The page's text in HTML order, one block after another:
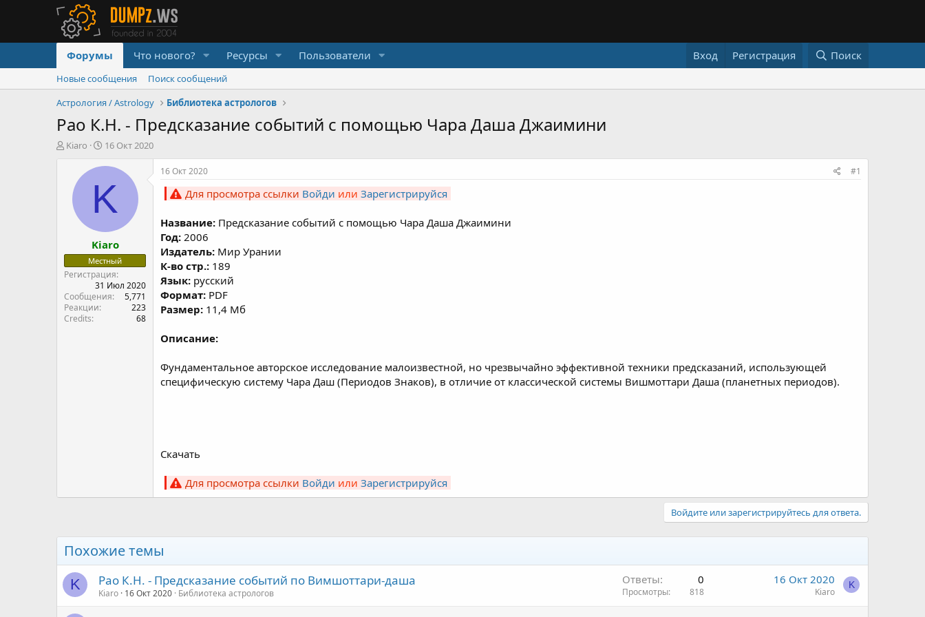
Форумы Что нового? Ресурсы Пользователи Вход Регистрация Поиск
Новые сообщения
Поиск сообщений
Астрология / Astrology
Библиотека астрологов
Рао К.Н. - Предсказание событий с помощью Чара Даша Джаимини
А
Kiaro
Д
т
н
а
а
л
а
16 Окт 2020
K
Kiaro
Местный
Регистрация
31 Июл 2020
Сообщения
5,771
Реакции
223
Credits
68
16 Окт 2020 #1
Для просмотра ссылки Войди или Зарегистрируйся
Название: Предсказание событий с помощью Чара Даша Джаимини
Год: 2006
Издатель: Мир Урании
К-во стр.: 189
Язык: русский
Формат: PDF
Размер: 11,4 Мб
Описание:
Фундаментальное авторское исследование малоизвестной, но чрезвычайно эффективной техники предсказаний, использующей
специфическую систему Чара Даш (Периодов Знаков), в отличие от классической системы Вишмоттари Даша (планетных периодов).
Скачать
Для просмотра ссылки Войди или Зарегистрируйся
Войдите или зарегистрируйтесь для ответа.
Похожие темы
K Рао К.Н. - Предсказание событий по Вимшоттари-даша
Kiaro 16 Окт 2020 Библиотека астрологов
Ответы 0
Просмотры 818
16 Окт 2020
Kiaro
K